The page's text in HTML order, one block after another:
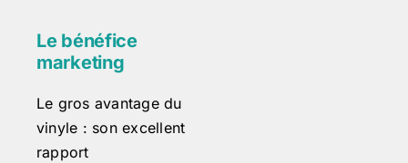
Le bénéfice
marketing
Le gros avantage du
vinyle : son excellent
rapport